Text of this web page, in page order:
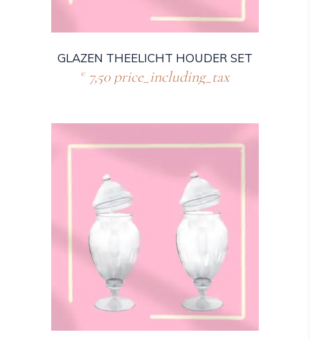
GLAZEN THEELICHT HOUDER SET
€7,50 price_including_tax